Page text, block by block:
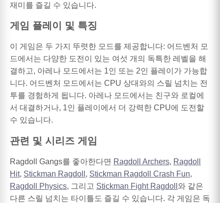
재미를 즐길 수 있습니다.
게임 플레이 및 특징
이 게임은 두 가지 뚜렷한 모드를 제공합니다: 어드벤처 모
드에서는 다양한 도전이 있는 여섯 개의 독특한 레벨을 해
결하고, 아레나 모드에서는 1인 또는 2인 플레이가 가능합
니다. 어드벤처 모드에서는 CPU 상대와의 스릴 넘치는 전
투를 경험하게 됩니다. 아레나 모드에서는 친구와 로컬에
서 대결하거나, 1인 플레이에서 더 강력한 CPU에 도전할
수 있습니다.
관련 및 시리즈 게임
Ragdoll Gangs를 좋아한다면 Ragdoll Archers, Ragdoll
Hit, Stickman Ragdoll , Stickman Ragdoll Crash Fun,
Ragdoll Physics, 그리고 Stickman Fight Ragdoll 와 같은
다른 스릴 넘치는 타이틀도 즐길 수 있습니다. 각 게임은 독